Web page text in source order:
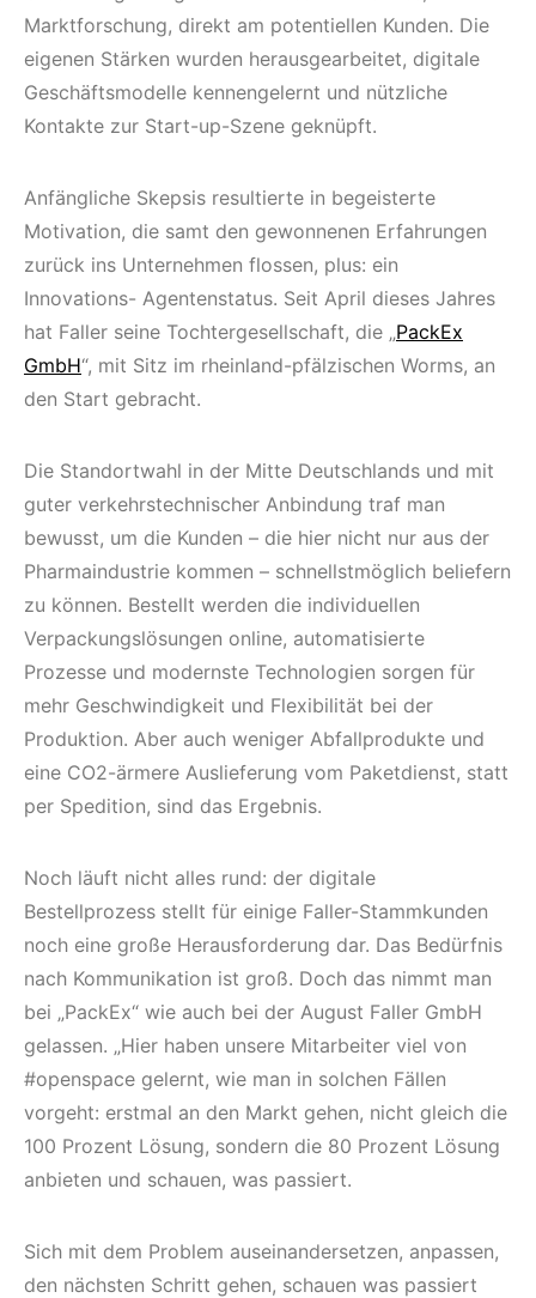
Marktforschung, direkt am potentiellen Kunden. Die
eigenen Stärken wurden herausgearbeitet, digitale
Geschäftsmodelle kennengelernt und nützliche
Kontakte zur Start-up-Szene geknüpft.
Anfängliche Skepsis resultierte in begeisterte
Motivation, die samt den gewonnenen Erfahrungen
zurück ins Unternehmen flossen, plus: ein
Innovations- Agentenstatus. Seit April dieses Jahres
hat Faller seine Tochtergesellschaft, die „PackEx
GmbH“, mit Sitz im rheinland-pfälzischen Worms, an
den Start gebracht.
Die Standortwahl in der Mitte Deutschlands und mit
guter verkehrstechnischer Anbindung traf man
bewusst, um die Kunden – die hier nicht nur aus der
Pharmaindustrie kommen – schnellstmöglich beliefern
zu können. Bestellt werden die individuellen
Verpackungslösungen online, automatisierte
Prozesse und modernste Technologien sorgen für
mehr Geschwindigkeit und Flexibilität bei der
Produktion. Aber auch weniger Abfallprodukte und
eine CO2-ärmere Auslieferung vom Paketdienst, statt
per Spedition, sind das Ergebnis.
Noch läuft nicht alles rund: der digitale
Bestellprozess stellt für einige Faller-Stammkunden
noch eine große Herausforderung dar. Das Bedürfnis
nach Kommunikation ist groß. Doch das nimmt man
bei „PackEx“ wie auch bei der August Faller GmbH
gelassen. „Hier haben unsere Mitarbeiter viel von
#openspace gelernt, wie man in solchen Fällen
vorgeht: erstmal an den Markt gehen, nicht gleich die
100 Prozent Lösung, sondern die 80 Prozent Lösung
anbieten und schauen, was passiert.
Sich mit dem Problem auseinandersetzen, anpassen,
den nächsten Schritt gehen, schauen was passiert